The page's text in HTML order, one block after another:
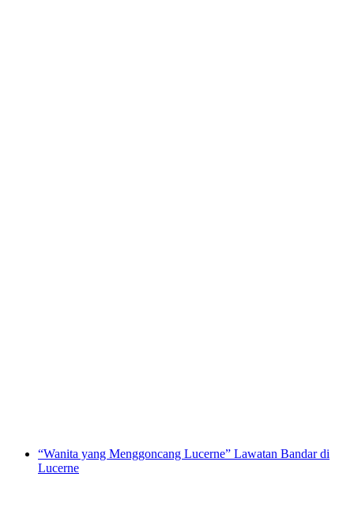
“Wanita yang Menggoncang Lucerne” Lawatan Bandar di
Lucerne